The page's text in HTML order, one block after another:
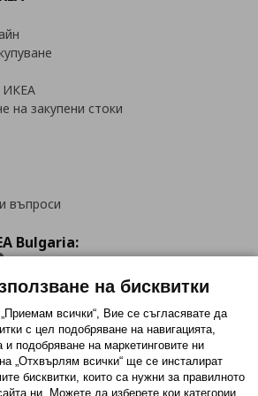
ИКЕА
на закупени стоки
въпроси
Bulgaria:
PinterestInstagram
на бисквитки
всички“, Вие се съгласявате да
с цел подобряване на навигацията,
подобряване на маркетинговите ни
„Отхвърлям всички“ ще се инсталират
бисквитки, които са нужни за правилното
ни. Можете да изберете кои категории